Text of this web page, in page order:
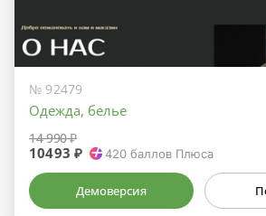
№ 92479
Одежда, белье
14 990 ₽
10493 ₽ 420 баллов Плюса
Демоверсия